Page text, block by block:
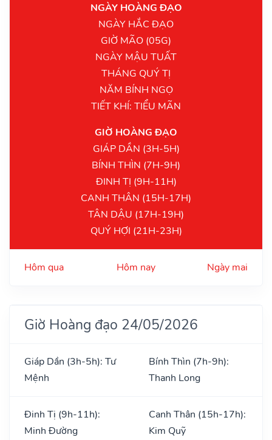
NGÀY HOÀNG ĐẠO
NGÀY HẮC ĐẠO
GIỜ MÃO (05G)
NGÀY MẬU TUẤT
THÁNG QUÝ TỊ
NĂM BÍNH NGỌ
TIẾT KHÍ: TIỂU MÃN
GIỜ HOÀNG ĐẠO
GIÁP DẦN (3H-5H)
BÍNH THÌN (7H-9H)
ĐINH TỊ (9H-11H)
CANH THÂN (15H-17H)
TÂN DẬU (17H-19H)
QUÝ HỢI (21H-23H)
Hôm qua Hôm nay Ngày mai
Giờ Hoàng đạo 24/05/2026
Giáp Dần (3h-5h): Tư
Mệnh
Bính Thìn (7h-9h):
Thanh Long
Đinh Tị (9h-11h):
Minh Đường
Canh Thân (15h-17h):
Kim Quỹ